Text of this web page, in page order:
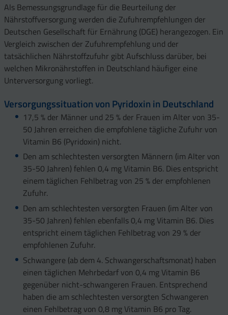
Als Bemessungsgrundlage für die Beurteilung der
Nährstoffversorgung werden die Zufuhrempfehlungen der
Deutschen Gesellschaft für Ernährung (DGE) herangezogen. Ein
Vergleich zwischen der Zufuhrempfehlung und der
tatsächlichen Nährstoffzufuhr gibt Aufschluss darüber, bei
welchen Mikronährstoffen in Deutschland häufiger eine
Unterversorgung vorliegt.
Versorgungssituation von Pyridoxin in Deutschland
17,5 % der Männer und 25 % der Frauen im Alter von 35-
50 Jahren erreichen die empfohlene tägliche Zufuhr von
Vitamin B6 (Pyridoxin) nicht.
Den am schlechtesten versorgten Männern (im Alter von
35-50 Jahren) fehlen 0,4 mg Vitamin B6. Dies entspricht
einem täglichen Fehlbetrag von 25 % der empfohlenen
Zufuhr.
Den am schlechtesten versorgten Frauen (im Alter von
35-50 Jahren) fehlen ebenfalls 0,4 mg Vitamin B6. Dies
entspricht einem täglichen Fehlbetrag von 29 % der
empfohlenen Zufuhr.
Schwangere (ab dem 4. Schwangerschaftsmonat) haben
einen täglichen Mehrbedarf von 0,4 mg Vitamin B6
gegenüber nicht-schwangeren Frauen. Entsprechend
haben die am schlechtesten versorgten Schwangeren
einen Fehlbetrag von 0,8 mg Vitamin B6 pro Tag.